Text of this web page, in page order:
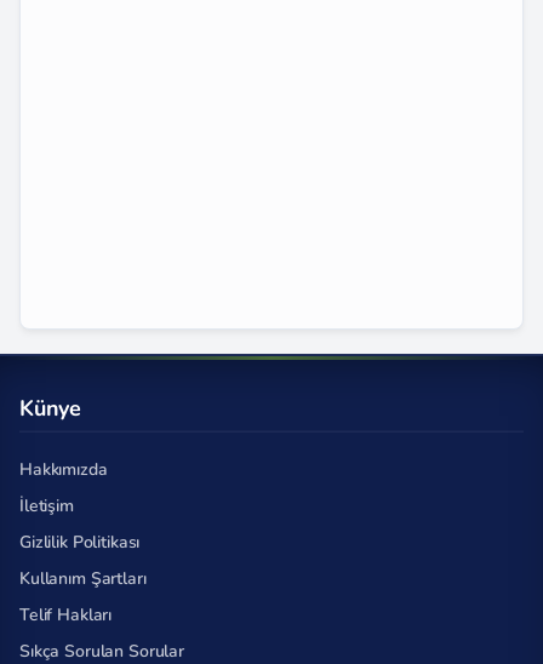
Künye
Hakkımızda
İletişim
Gizlilik Politikası
Kullanım Şartları
Telif Hakları
Sıkça Sorulan Sorular